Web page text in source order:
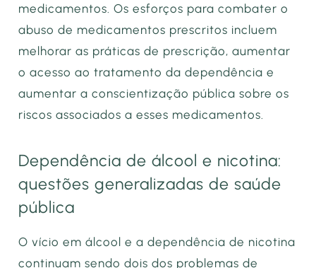
medicamentos. Os esforços para combater o
abuso de medicamentos prescritos incluem
melhorar as práticas de prescrição, aumentar
o acesso ao tratamento da dependência e
aumentar a conscientização pública sobre os
riscos associados a esses medicamentos.
Dependência de álcool e nicotina:
questões generalizadas de saúde
pública
O vício em álcool e a dependência de nicotina
continuam sendo dois dos problemas de